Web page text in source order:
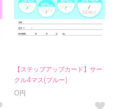
【ステップアップカード】サー
クル4マス(ブルー)
0円